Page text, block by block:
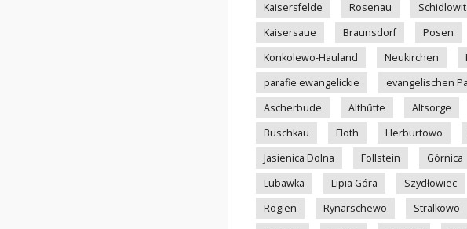
Kaisersfelde
Rosenau
Kaisersaue
Braunsdorf Posen
Konkolewo-Hauland
Neukirchen
parafie ewangelickie
evangelischen
Ascherbude
Althűtte Altsorge
Buschkau
Floth Herburtowo
Jasienica Dolna
Follstein Górnica
Lubawka
Lipia Góra Szydłowiec
Rogien
Rynarschewo Stralkowo